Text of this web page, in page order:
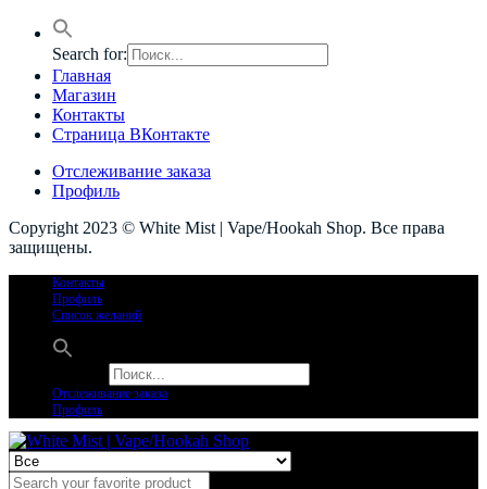
Search for:
Главная
Магазин
Контакты
Страница ВКонтакте
Отслеживание заказа
Профиль
Copyright 2023 © White Mist | Vape/Hookah Shop. Все права
защищены.
Контакты
Профиль
Список желаний
Отслеживание заказа
Профиль